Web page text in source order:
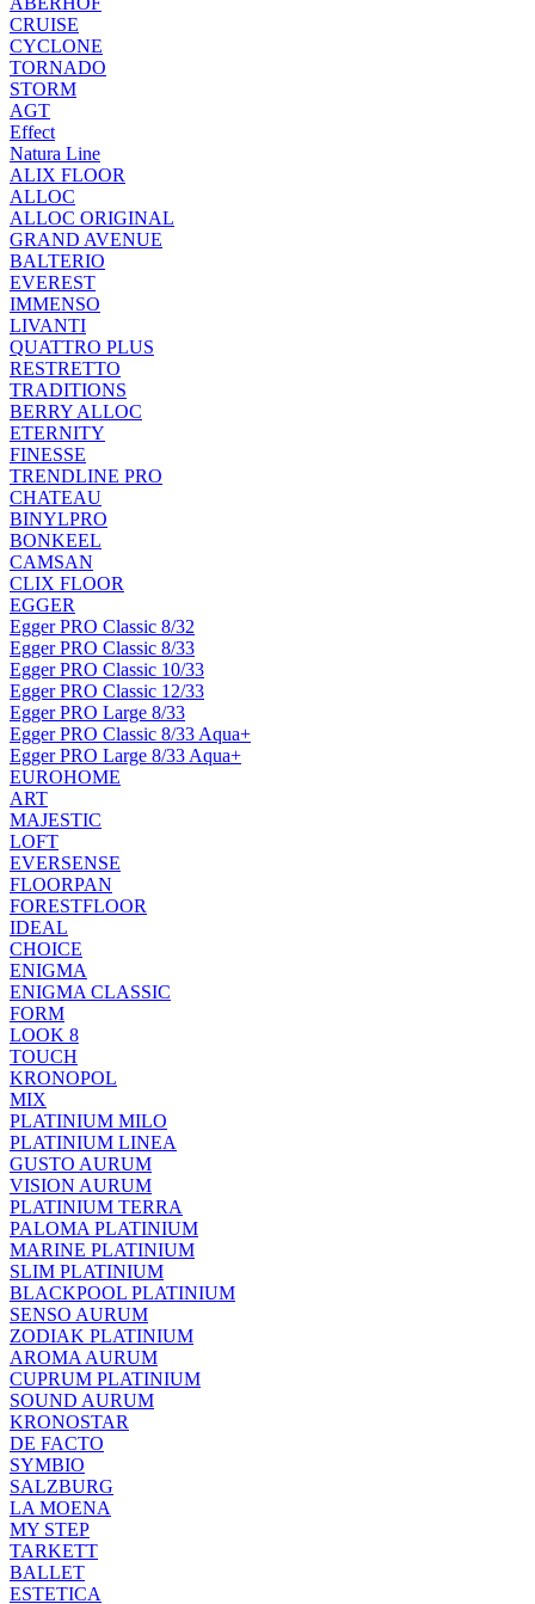
CRUISE
CYCLONE
TORNADO
STORM
AGT
Effect
Natura Line
ALIX FLOOR
ALLOC
ALLOC ORIGINAL
GRAND AVENUE
BALTERIO
EVEREST
IMMENSO
LIVANTI
QUATTRO PLUS
RESTRETTO
TRADITIONS
BERRY ALLOC
ETERNITY
FINESSE
TRENDLINE PRO
CHATEAU
BINYLPRO
BONKEEL
CAMSAN
CLIX FLOOR
EGGER
Egger PRO Classic 8/32
Egger PRO Classic 8/33
Egger PRO Classic 10/33
Egger PRO Classic 12/33
Egger PRO Large 8/33
Egger PRO Classic 8/33 Aqua+
Egger PRO Large 8/33 Aqua+
EUROHOME
ART
MAJESTIC
LOFT
EVERSENSE
FLOORPAN
FORESTFLOOR
IDEAL
CHOICE
ENIGMA
ENIGMA CLASSIC
FORM
LOOK 8
TOUCH
KRONOPOL
MIX
PLATINIUM MILO
PLATINIUM LINEA
GUSTO AURUM
VISION AURUM
PLATINIUM TERRA
PALOMA PLATINIUM
MARINE PLATINIUM
SLIM PLATINIUM
BLACKPOOL PLATINIUM
SENSO AURUM
ZODIAK PLATINIUM
AROMA AURUM
CUPRUM PLATINIUM
SOUND AURUM
KRONOSTAR
DE FACTO
SYMBIO
SALZBURG
LA MOENA
MY STEP
TARKETT
BALLET
ESTETICA